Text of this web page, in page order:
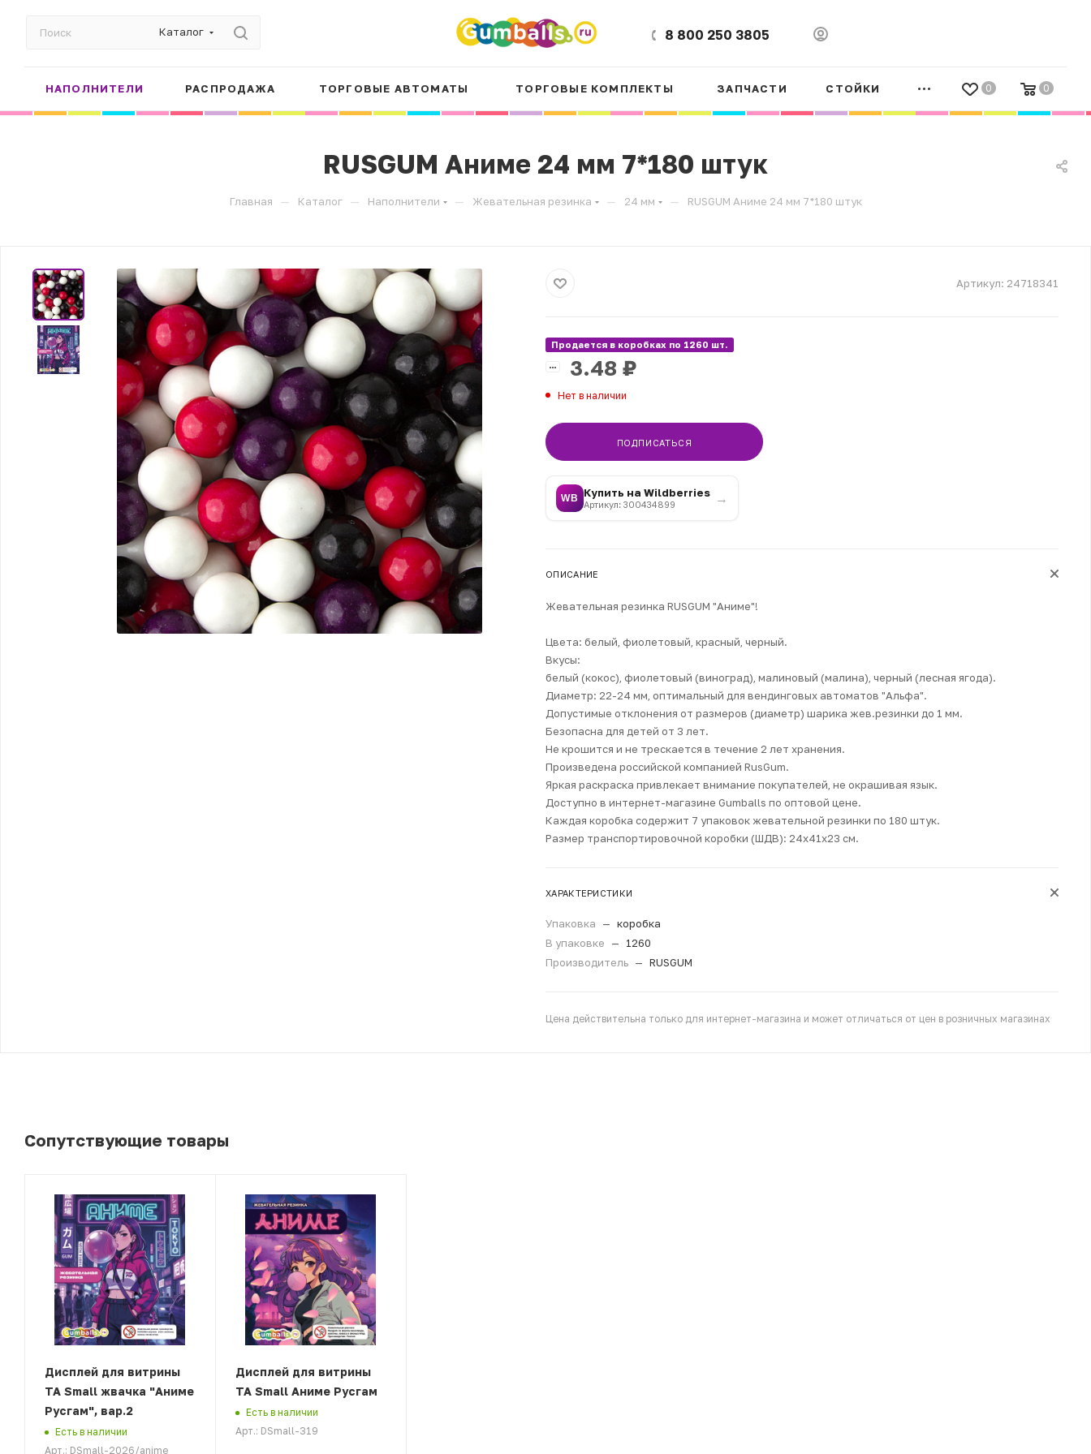
Каталог 8 800 250 3805
0 0
НАПОЛНИТЕЛИ РАСПРОДАЖА ТОРГОВЫЕ АВТОМАТЫ ТОРГОВЫЕ КОМПЛЕКТЫ ЗАПЧАСТИ СТОЙКИ
RUSGUM Аниме 24 мм 7*180 штук
Главная — Каталог — Наполнители — Жевательная резинка — 24 мм — RUSGUM Аниме 24 мм 7*180 штук
Артикул: 24718341
Продается в коробках по 1260 шт.
3.48 ₽
Нет в наличии
ПОДПИСАТЬСЯ
WB Купить на Wildberries
Артикул: 300434899 →
ОПИСАНИЕ
Жевательная резинка RUSGUM "Аниме"!
Цвета: белый, фиолетовый, красный, черный.
Вкусы:
белый (кокос), фиолетовый (виноград), малиновый (малина), черный (лесная ягода).
Диаметр: 22-24 мм, оптимальный для вендинговых автоматов "Альфа".
Допустимые отклонения от размеров (диаметр) шарика жев.резинки до 1 мм.
Безопасна для детей от 3 лет.
Не крошится и не трескается в течение 2 лет хранения.
Произведена российской компанией RusGum.
Яркая раскраска привлекает внимание покупателей, не окрашивая язык.
Доступно в интернет-магазине Gumballs по оптовой цене.
Каждая коробка содержит 7 упаковок жевательной резинки по 180 штук.
Размер транспортировочной коробки (ШДВ): 24х41х23 см.
ХАРАКТЕРИСТИКИ
Упаковка — коробка
В упаковке
—
1260
Производитель — RUSGUM
Цена действительна только для интернет-магазина и может отличаться от цен в розничных магазинах
Сопутствующие товары
Дисплей для витрины
ТА Small жвачка "Аниме
Русгам", вар.2
Есть в наличии
Арт.: DSmall-2026/anime
Дисплей для витрины
ТА Small Аниме Русгам
Есть в наличии
Арт.: DSmall-319